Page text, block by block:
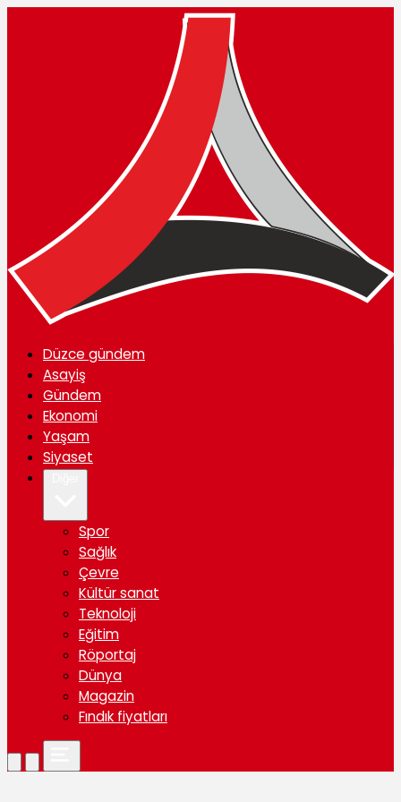
Düzce gündem
Asayiş
Gündem
Ekonomi
Yaşam
Siyaset
Spor
Sağlık
Çevre
Kültür sanat
Teknoloji
Eğitim
Röportaj
Dünya
Magazin
Fındık fiyatları